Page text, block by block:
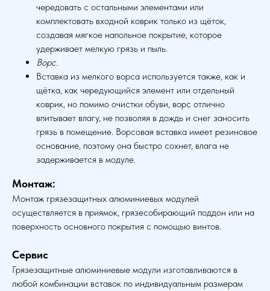
чередовать с остальными элементами или
комплектовать входной коврик только из щёток,
создавая мягкое напольное покрытие, которое
удерживает мелкую грязь и пыль.
Ворс.
Вставка из мелкого ворса используется также, как и
щётка, как чередующийся элемент или отдельный
коврик, но помимо очистки обуви, ворс отлично
впитывает влагу, не позволяя в дождь и снег заносить
грязь в помещение. Ворсовая вставка имеет резиновое
основание, поэтому она быстро сохнет, влага не
задерживается в модуле.
Монтаж:
Монтаж грязезащитных алюминиевых модулей
осуществляется в приямок, грязесобирающий поддон или на
поверхность основного покрытия с помощью винтов.
Сервис
Грязезащитные алюминиевые модули изготавливаются в
любой комбинации вставок по индивидуальным размерам